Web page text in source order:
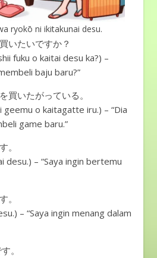
ryokō ni ikitakunai desu.
いたいですか？
fuku o kaitai desu ka?) –
baju baru?”
買いたがっている。
o kaitagatte iru.) – “Dia
game baru.”
。
desu.) – “Saya ingin bertemu
。
– “Saya ingin menang dalam
。